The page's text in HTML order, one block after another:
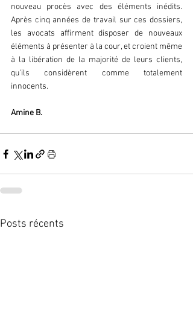
nouveau procès avec des éléments inédits.
Après cinq années de travail sur ces dossiers,
les avocats affirment disposer de nouveaux
éléments à présenter à la cour, et croient même
à la libération de la majorité de leurs clients,
qu'ils considèrent comme totalement
innocents.
Amine B.
Posts récents